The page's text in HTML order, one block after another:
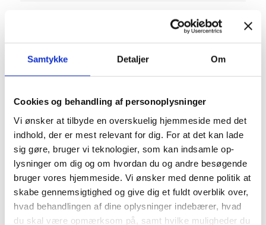
Samtykke Detaljer Om
Cookies og behandling af personoplysninger
Vi ønsker at tilbyde en overskuelig hjemmeside med det
indhold, der er mest relevant for dig. For at det kan lade
sig gøre, bruger vi teknologier, som kan indsamle op-
lysninger om dig og om hvordan du og andre besøgende
bruger vores hjemmeside. Vi ønsker med denne politik at
skabe gennemsigtighed og give dig et fuldt overblik over,
hvad behandlingen af dine oplysninger indebærer, hvad
du skal være opmærksom på, samt hvilke muligheder du
Mød visitationsteamet
borger og borgers socialrådgiver i et team med
andet fagpersonale om hvilke rammer, der
matcher den enkeltes støttebehov under
opholdet.
Kontakt dem begge på kontakt@grh.dk